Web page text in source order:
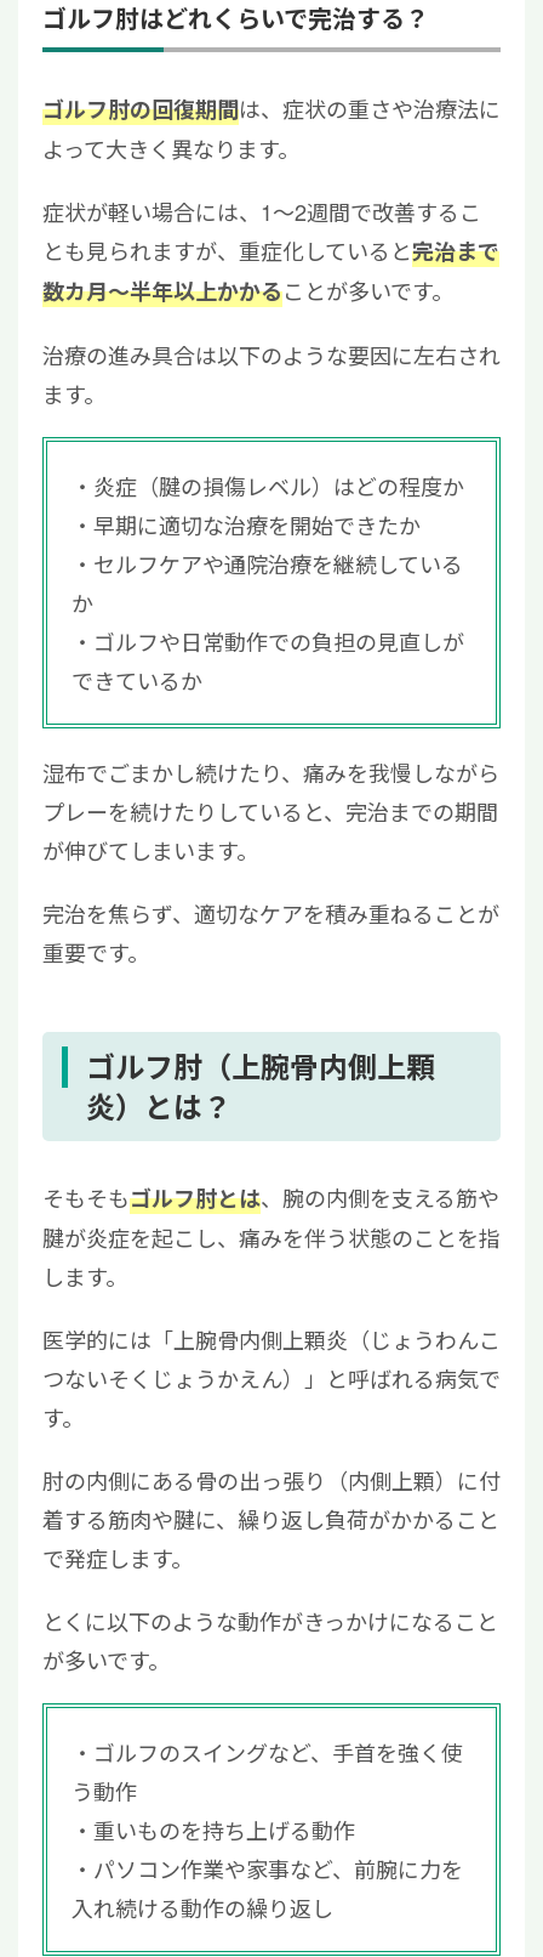
ゴルフ肘はどれくらいで完治する？
ゴルフ肘の回復期間は、症状の重さや治療法に
よって大きく異なります。
症状が軽い場合には、1〜2週間で改善するこ
とも見られますが、重症化していると完治まで
数カ月〜半年以上かかることが多いです。
治療の進み具合は以下のような要因に左右され
ます。
炎症（腱の損傷レベル）はどの程度か
早期に適切な治療を開始できたか
セルフケアや通院治療を継続している
か
ゴルフや日常動作での負担の見直しが
できているか
湿布でごまかし続けたり、痛みを我慢しながら
プレーを続けたりしていると、完治までの期間
が伸びてしまいます。
完治を焦らず、適切なケアを積み重ねることが
重要です。
ゴルフ肘（上腕骨内側上顆
炎）とは？
そもそもゴルフ肘とは、腕の内側を支える筋や
腱が炎症を起こし、痛みを伴う状態のことを指
します。
医学的には「上腕骨内側上顆炎（じょうわんこ
つないそくじょうかえん）」と呼ばれる病気で
す。
肘の内側にある骨の出っ張り（内側上顆）に付
着する筋肉や腱に、繰り返し負荷がかかること
で発症します。
とくに以下のような動作がきっかけになること
が多いです。
ゴルフのスイングなど、手首を強く使
う動作
重いものを持ち上げる動作
パソコン作業や家事など、前腕に力を
入れ続ける動作の繰り返し